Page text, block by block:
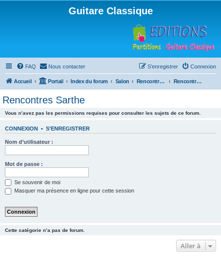
Guitare Classique
FAQ Nous contacter Connexion
S’enregistrer
Accueil Portail Index du forum Salon Rencontres musicales Rencontres Sarthe
Rencontres Sarthe
Vous n’avez pas les permissions requises pour consulter les sujets de ce forum.
CONNEXION • S’ENREGISTRER
Nom d’utilisateur :
Mot de passe :
Se souvenir de moi
Masquer ma présence en ligne pour cette session
Cette catégorie n’a pas de forum.
Aller à